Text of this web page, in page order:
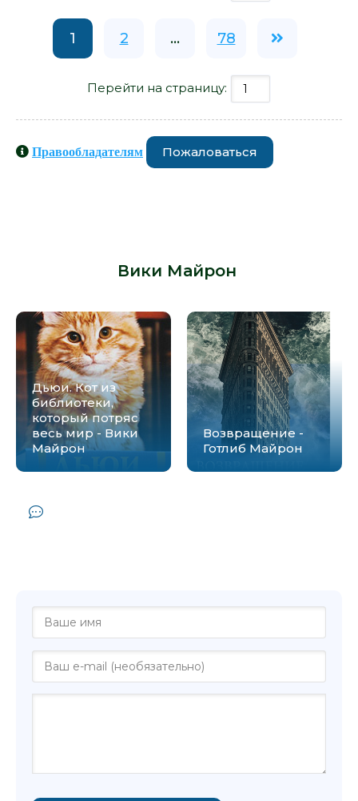
1 2 ... 78
Перейти на страницу:
Правообладателям Пожаловаться
Вики Майрон
Дьюи. Кот из
библиотеки,
который потряс
весь мир - Вики
Майрон
Возвращение -
Готлиб Майрон